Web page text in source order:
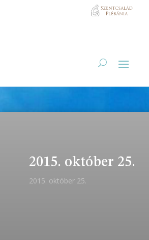
2015. október 25.
2015. október 25.